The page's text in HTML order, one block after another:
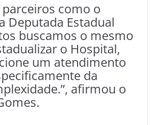
como o
Deputada Estadual
buscamos o mesmo
o Hospital,
um atendimento
da
afirmou o